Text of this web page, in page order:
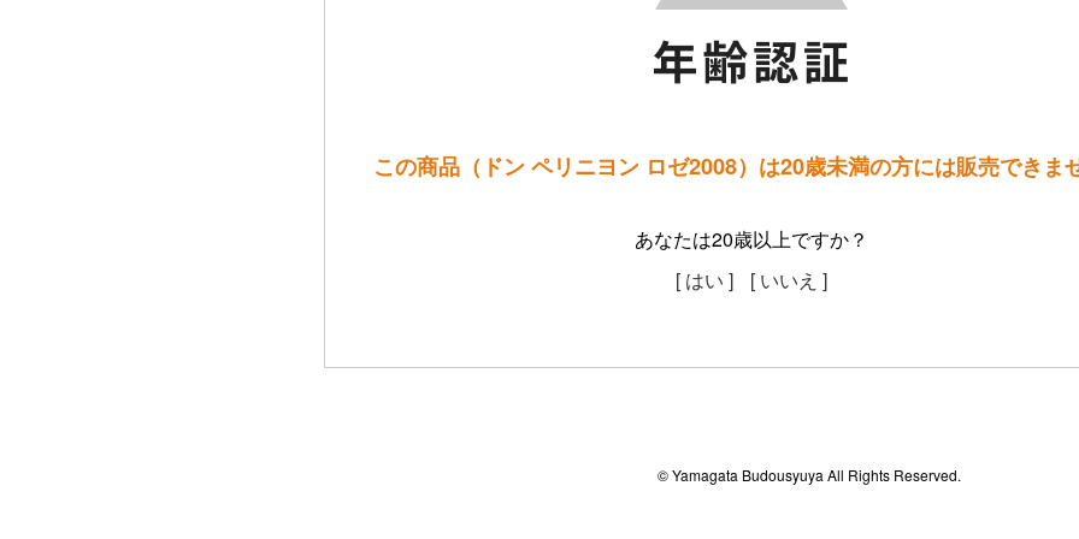
この商品（ドン ペリニヨン ロゼ2008）は20歳未満の方には販売できま
あなたは20歳以上ですか？
[ はい ]
[ いいえ ]
© Yamagata Budousyuya All Rights Reserved.